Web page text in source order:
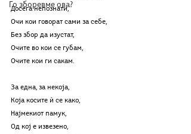
Го зборевме ова?
Досега непознати,
Очи кои говорат сами за себе,
Без збор да изустат,
Очите во кои се губам,
Очите кои ги сакам.
За една, за некоја,
Која косите ѝ се како,
Најмекиот памук,
Од кој е извезено,